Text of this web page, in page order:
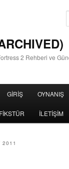
2 Rehberi ve
GİRİŞ OYNANIŞ
FİKSTÜR İLETİŞİM
2011